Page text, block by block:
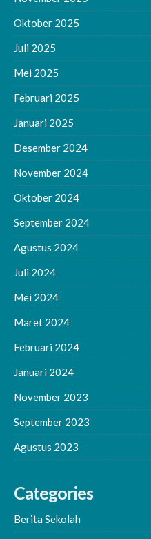
Oktober 2025
Juli 2025
Mei 2025
Februari 2025
Januari 2025
Desember 2024
November 2024
Oktober 2024
September 2024
Agustus 2024
Juli 2024
Mei 2024
Maret 2024
Februari 2024
Januari 2024
November 2023
September 2023
Agustus 2023
Categories
Berita Sekolah